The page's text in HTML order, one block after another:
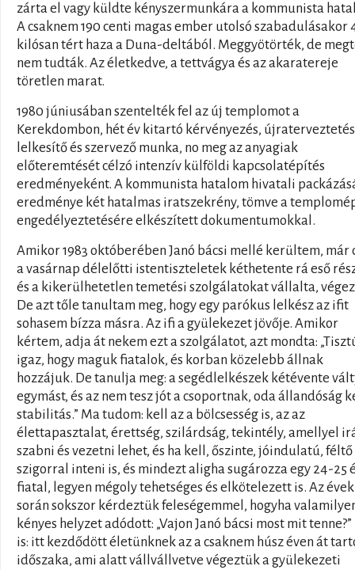
zárta el vagy küldte kényszermunkára a kommunista
A csaknem 190 centi magas ember utolsó szabadulásakor
kilósan tért haza a Duna-deltából. Meggyötörték, de
nem tudták. Az életkedve, a tettvágya és az akaratereje
töretlen marat.
1980 júniusában szentelték fel az új templomot a
Kerekdombon, hét év kitartó kérvényezés,
lelkesítő és szervező munka, no meg az anyagiak
előteremtését célzó intenzív külföldi kapcsolatépítés
eredményeként. A kommunista hatalom hivatali
eredménye két hatalmas iratszekrény, tömve a
engedélyeztetésére elkészített dokumentumokkal.
Amikor 1983 októberében Janó bácsi mellé kerültem, már
a vasárnap délelőtti istentiszteletek kéthetente rá eső
és a kikerülhetetlen temetési szolgálatokat vállalta,
De azt tőle tanultam meg, hogy egy parókus lelkész az ifit
sohasem bízza másra. Az ifi a gyülekezet jövője. Amikor
kértem, adja át nekem ezt a szolgálatot, azt mondta:
igaz, hogy maguk fiatalok, és korban közelebb állnak
hozzájuk. De tanulja meg: a segédlelkészek kétévente
egymást, és az nem tesz jót a csoportnak, oda állandóság
stabilitás.” Ma tudom: kell az a bölcsesség is, az az
élettapasztalat, érettség, szilárdság, tekintély, amellyel
szabni és vezetni lehet, és ha kell, őszinte, jóindulatú, féltő
szigorral inteni is, és mindezt aligha sugározza egy 24-25
fiatal, legyen mégoly tehetséges és elkötelezett is. Az évek
során sokszor kérdeztük feleségemmel, hogyha
kényes helyzet adódott: „Vajon Janó bácsi most mit tenne?”
is: itt kezdődött életünknek az a csaknem húsz éven át
időszaka, ami alatt vállvállvetve végeztük a gyülekezeti